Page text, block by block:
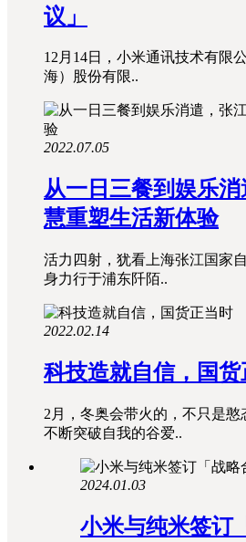
议」
12月14日，小米通讯技术有限
海）股份有限..
2022.07.05
从一日三餐到娱乐
慧重塑生活新体验
活力四射，犹看上海张江国家
身力行于浦东阡陌..
2022.02.14
科技造就自信，国货
2月，冬奥会带火的，不只是憨
不断突破自我的谷爱..
2024.01.03
小米与纯米签订